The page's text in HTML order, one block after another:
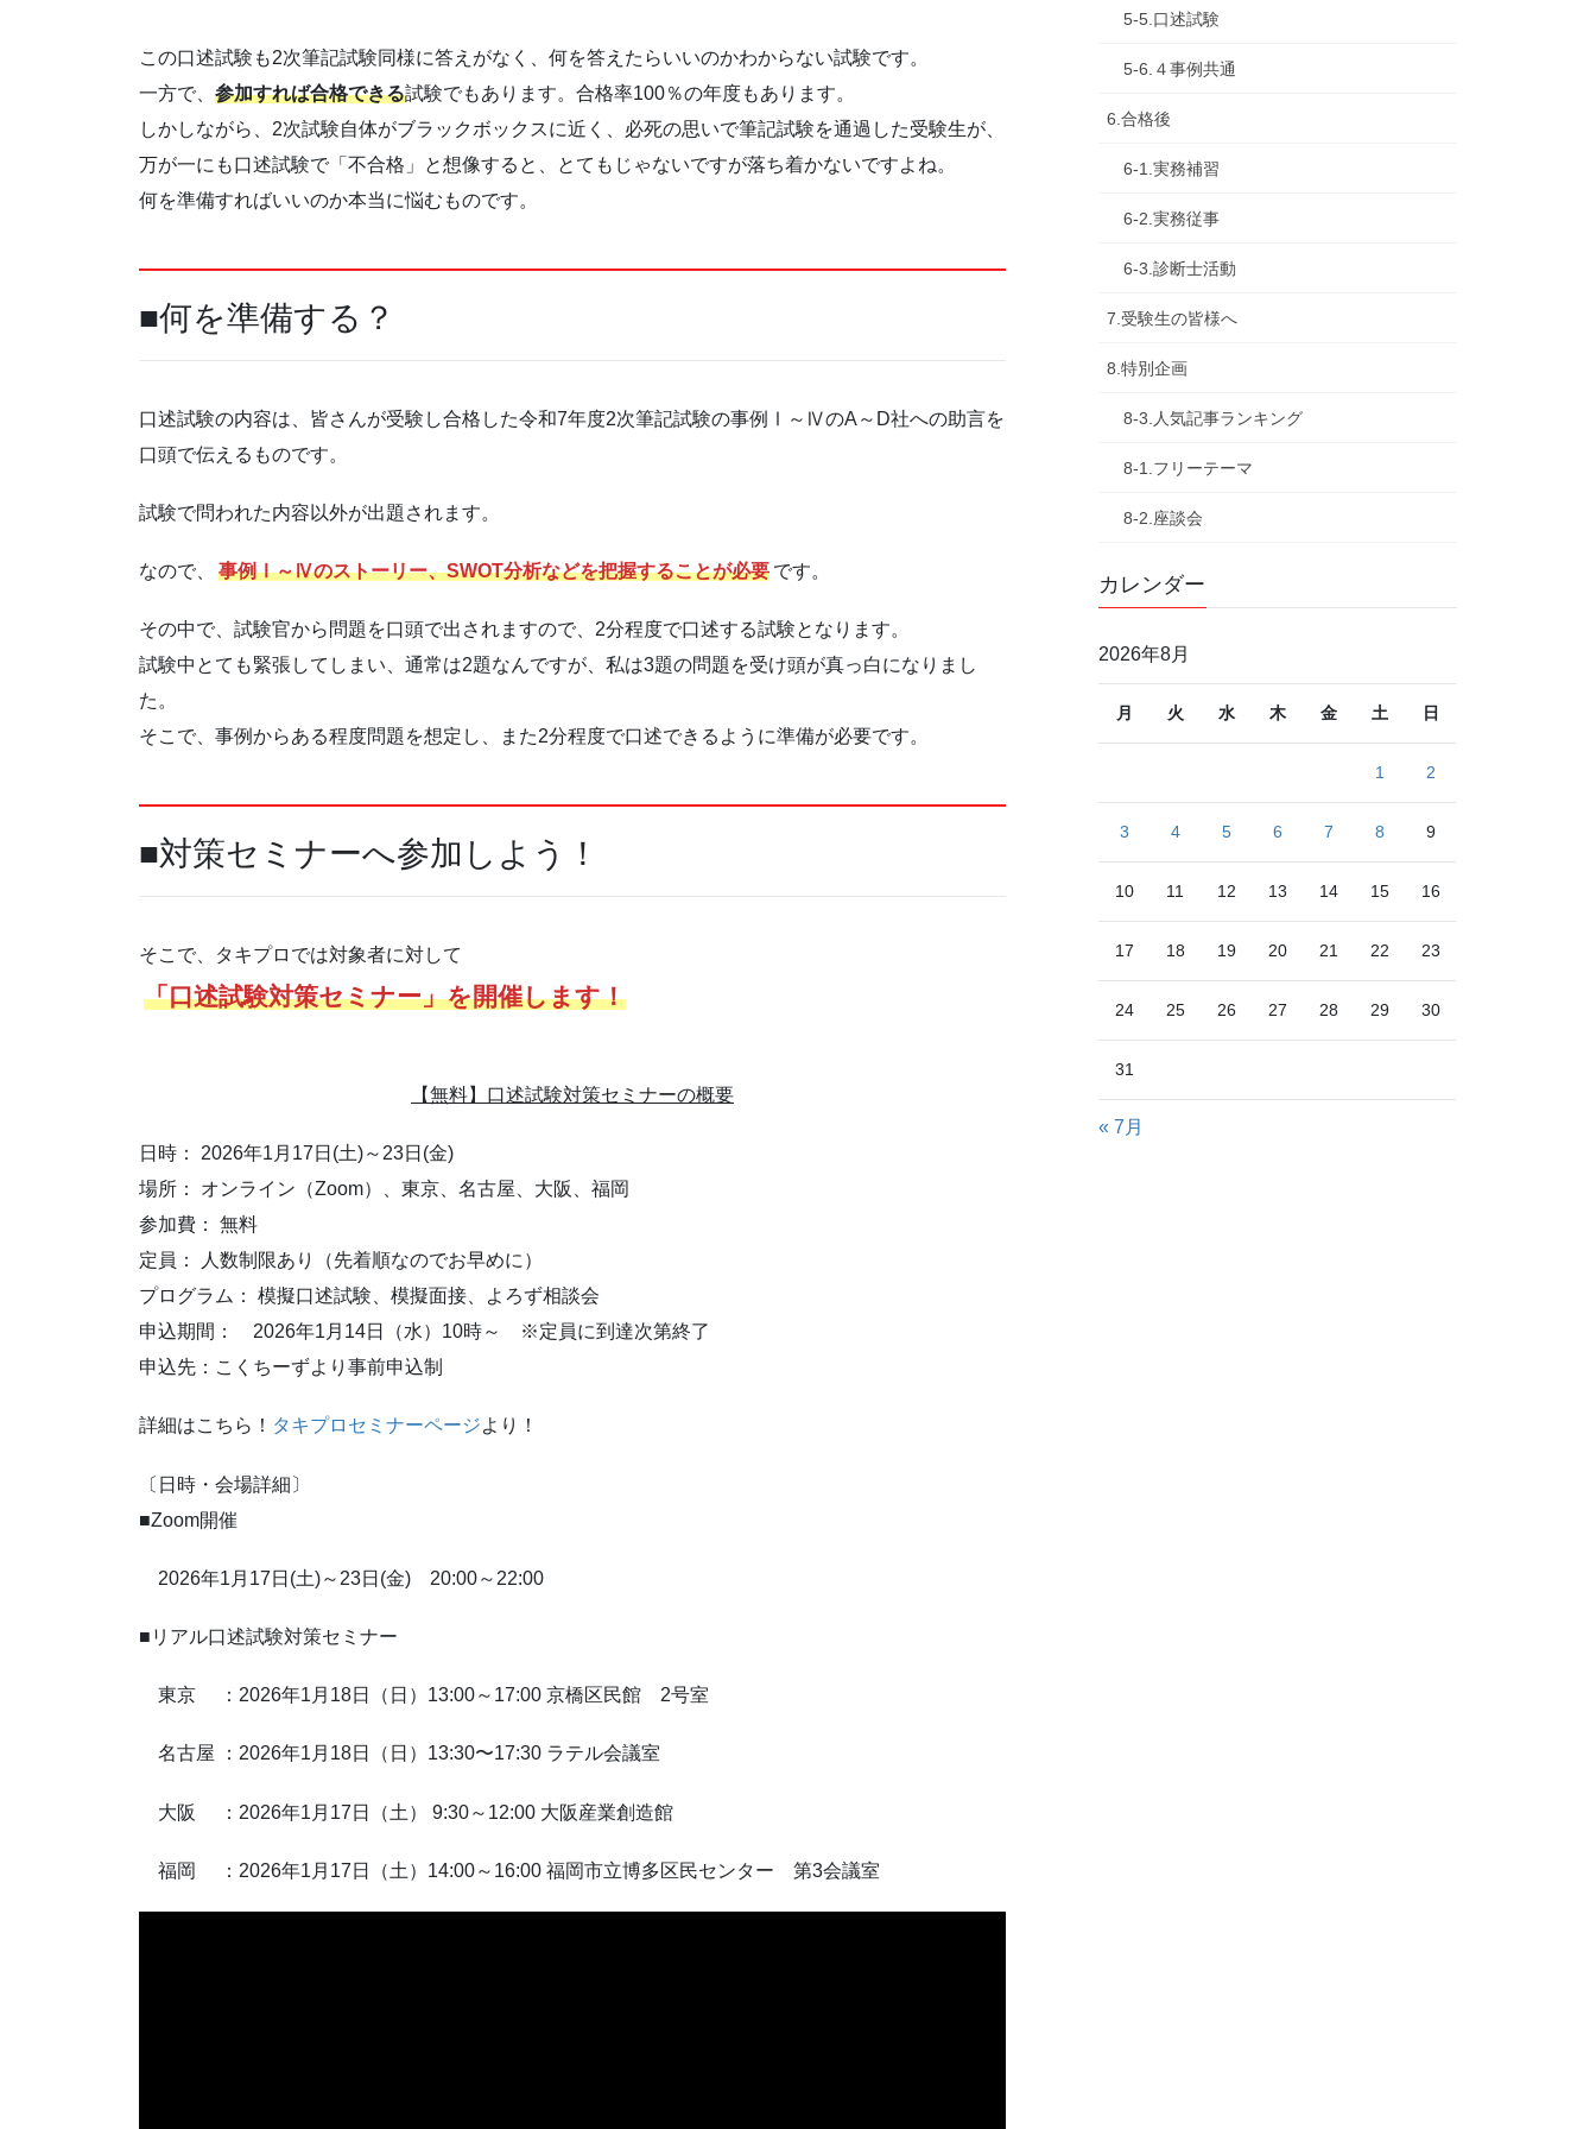
この口述試験も2次筆記試験同様に答えがなく、何を答えたらいいのかわからない試験です。
一方で、 参加すれば合格できる試験でもあります。合格率100％の年度もあります。
しかしながら、2次試験自体がブラックボックスに近く、必死の思いで筆記試験を通過した受験生が、
万が一にも口述試験で「不合格」と想像すると、とてもじゃないですが落ち着かないですよね。
何を準備すればいいのか本当に悩むものです。
■何を準備する？
口述試験の内容は、皆さんが受験し合格した令和7年度2次筆記試験の事例Ⅰ～ⅣのA～D社への助言を
口頭で伝えるものです。
試験で問われた内容以外が出題されます。
なので、 事例Ⅰ～Ⅳのストーリー、SWOT分析などを把握することが必要 です。
その中で、試験官から問題を口頭で出されますので、2分程度で口述する試験となります。
試験中とても緊張してしまい、通常は2題なんですが、私は3題の問題を受け頭が真っ白になりまし
た。
そこで、事例からある程度問題を想定し、また2分程度で口述できるように準備が必要です。
■対策セミナーへ参加しよう！
そこで、タキプロでは対象者に対して
「口述試験対策セミナー」を開催します！
【無料】口述試験対策セミナーの概要
日時： 2026年1月17日(土)～23日(金)
場所： オンライン（Zoom）、東京、名古屋、大阪、福岡
参加費： 無料
定員： 人数制限あり（先着順なのでお早めに）
プログラム： 模擬口述試験、模擬面接、よろず相談会
申込期間： 2026年1月14日（水）10時～ ※定員に到達次第終了
申込先：こくちーずより事前申込制
詳細はこちら！ タキプロセミナーページより！
〔日時・会場詳細〕
■Zoom開催
2026年1月17日(土)～23日(金) 20:00～22:00
■リアル口述試験対策セミナー
東京 ：2026年1月18日（日）13:00～17:00 京橋区民館 2号室
名古屋 ：2026年1月18日（日）13:30〜17:30 ラテル会議室
大阪 ：2026年1月17日（土） 9:30～12:00 大阪産業創造館
福岡 ：2026年1月17日（土）14:00～16:00 福岡市立博多区民センター 第3会議室
5-5.口述試験
5-6.４事例共通
6.合格後
6-1.実務補習
6-2.実務従事
6-3.診断士活動
7.受験生の皆様へ
8.特別企画
8-3.人気記事ランキング
8-1.フリーテーマ
8-2.座談会
カレンダー
2026年8月
月 火 水 木 金 土 日
1 2
3 4 5 6 7 8 9
10 11 12 13 14 15 16
17 18 19 20 21 22 23
24 25 26 27 28 29 30
31
« 7月